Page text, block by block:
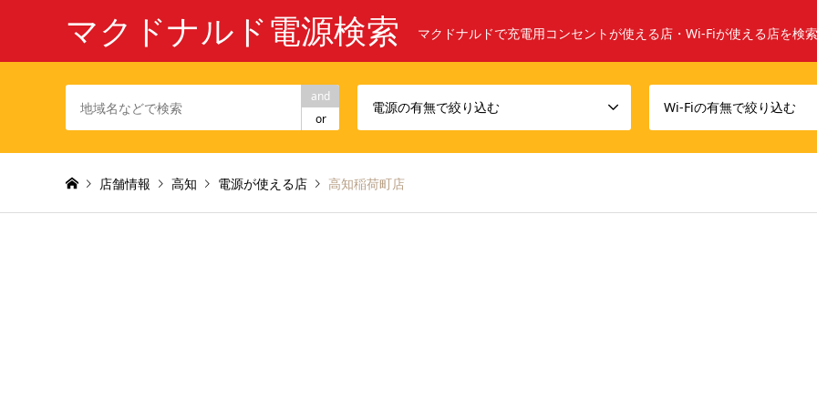
マクドナルド電源検索 マクドナルドで充電用コンセントが使える店・Wi-Fiが使える店を検
and
or
電源の有無で絞り込む Wi-Fiの有無で絞り込む
店舗情報 高知 電源が使える店 高知稲荷町店